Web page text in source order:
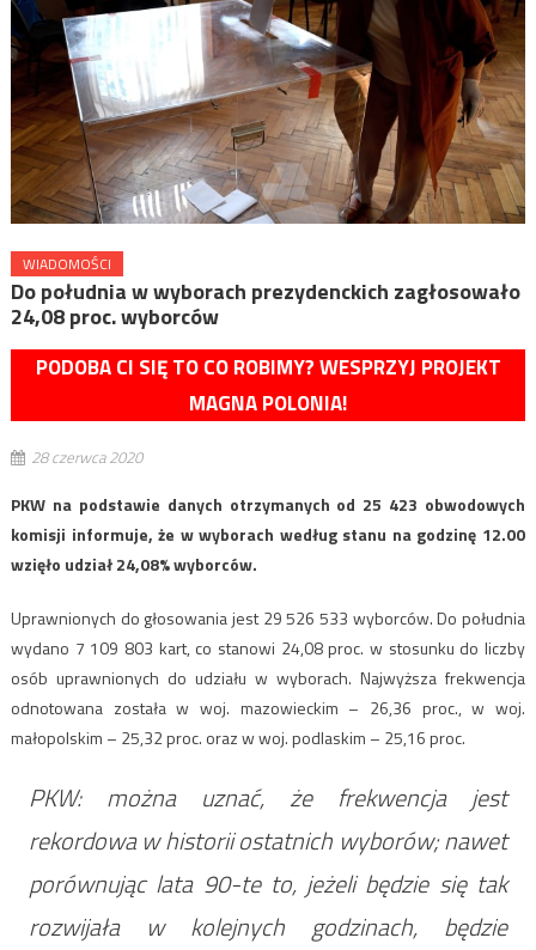
WIADOMOŚCI
Do południa w wyborach prezydenckich zagłosowało
24,08 proc. wyborców
PODOBA CI SIĘ TO CO ROBIMY? WESPRZYJ PROJEKT
MAGNA POLONIA!
28 czerwca 2020
PKW na podstawie danych otrzymanych od 25 423 obwodowych
komisji informuje, że w wyborach według stanu na godzinę 12.00
wzięło udział 24,08% wyborców.
Uprawnionych do głosowania jest 29 526 533 wyborców. Do południa
wydano 7 109 803 kart, co stanowi 24,08 proc. w stosunku do liczby
osób uprawnionych do udziału w wyborach. Najwyższa frekwencja
odnotowana została w woj. mazowieckim – 26,36 proc., w woj.
małopolskim – 25,32 proc. oraz w woj. podlaskim – 25,16 proc.
PKW: można uznać, że frekwencja jest
rekordowa w historii ostatnich wyborów; nawet
porównując lata 90-te to, jeżeli będzie się tak
rozwijała w kolejnych godzinach, będzie